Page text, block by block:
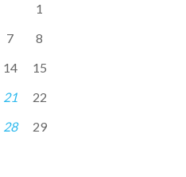
1
7
8
14
15
21
22
28
29